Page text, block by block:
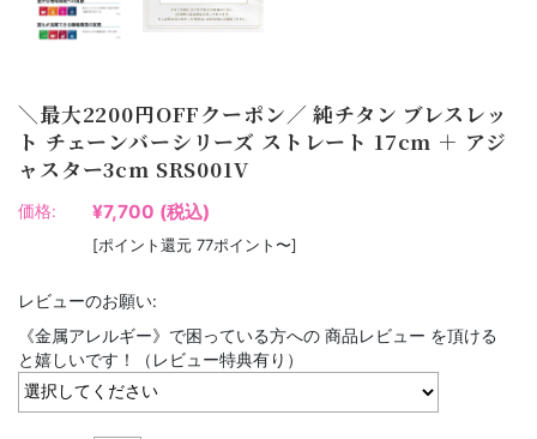
＼最大2200円OFFクーポン／ 純チタン ブレスレッ
ト チェーンバーシリーズ ストレート 17cm ＋ アジ
ャスター3cm SRS001V
価格: ¥7,700 (税込)
[ポイント還元 77ポイント〜]
レビューのお願い:
《金属アレルギー》で困っている方への 商品レビュー を頂ける
と嬉しいです！（レビュー特典有り）